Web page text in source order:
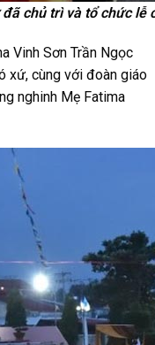
chủ trì và tổ chức lễ
Vinh Sơn Trần Ngọc
xứ, cùng với đoàn giáo
nghinh Mẹ Fatima